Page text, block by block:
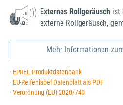
Externes Rollgeräusch ist
externe Rollgeräusch,
Mehr Informationen
· EPREL Produktdatenbank
· EU-Reifenlabel Datenblatt als PDF
· Verordnung (EU) 2020/740